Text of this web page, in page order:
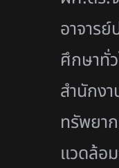
อาจารย์
ศึกษาทั่
สำนักงา
ทรัพยา
เเวดล้อ